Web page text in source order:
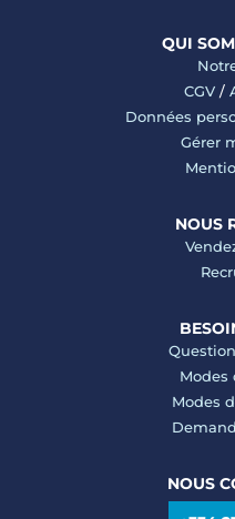
QUI
CGV/
Données
Gérer
NOUS
Modes
Modes
NOUS